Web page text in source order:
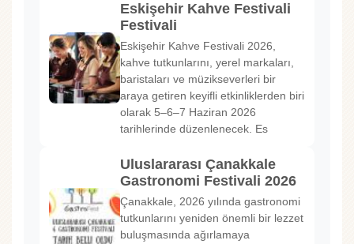
Eskişehir Kahve Festivali
Festivali
Eskişehir Kahve Festivali 2026,
kahve tutkunlarını, yerel markaları,
baristaları ve müzikseverleri bir
araya getiren keyifli etkinliklerden biri
olarak 5–6–7 Haziran 2026
tarihlerinde düzenlenecek. Es
Uluslararası Çanakkale
Gastronomi Festivali 2026
Çanakkale, 2026 yılında gastronomi
tutkunlarını yeniden önemli bir lezzet
buluşmasında ağırlamaya